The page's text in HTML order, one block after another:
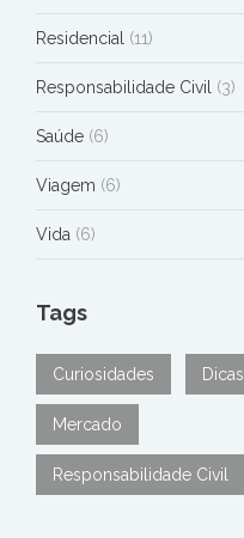
Residencial (11)
Responsabilidade Civil (3)
Saúde(6)
Viagem (6)
Vida (6)
Tags
Curiosidades Dicas
Mercado
Responsabilidade Civil